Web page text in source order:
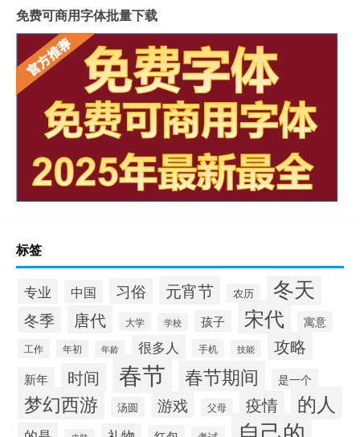
免费可商用字体批量下载
标签
专业 中国 习俗 元宵节 农历 冬天
冬季 唐代 大学 学校 孩子 宋代 寓意
工作 年初 年龄 很多人 手机 技能 攻略
新年 时间 春节 春节期间 是一个
梦幻西游 汤圆 游戏 父母 疫情 的人